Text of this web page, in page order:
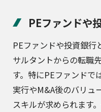
PEファンドや
PEファンドや投資銀行
サルタントからの転職
す。特にPEファンドで
実行やM&A後のバリュ
スキルが求められます